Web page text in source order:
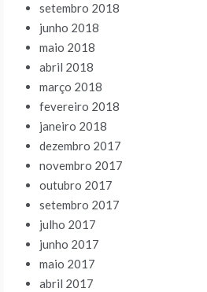
setembro 2018
junho 2018
maio 2018
abril 2018
março 2018
fevereiro 2018
janeiro 2018
dezembro 2017
novembro 2017
outubro 2017
setembro 2017
julho 2017
junho 2017
maio 2017
abril 2017